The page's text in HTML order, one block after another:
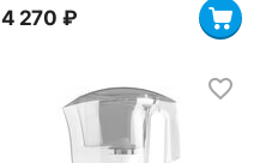
4 270 ₽